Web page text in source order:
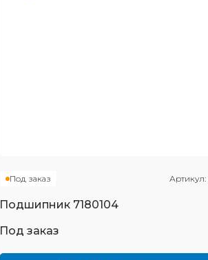
Под заказ Артикул:
Подшипник 7180104
Под заказ